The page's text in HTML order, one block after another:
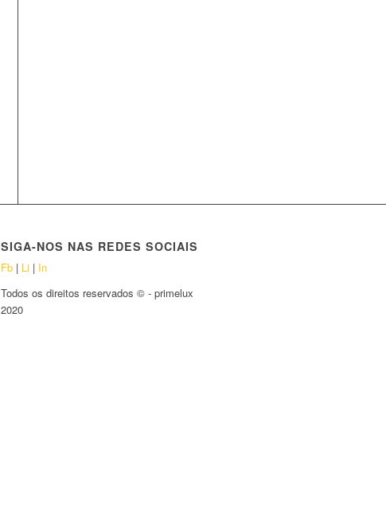
SIGA-NOS NAS REDES SOCIAIS
Fb | Li | In
Todos os direitos reservados © - primelux
2020